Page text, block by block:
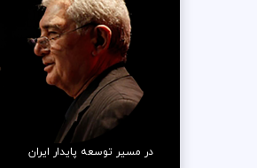
در مسیر توسعه پایدار ایران